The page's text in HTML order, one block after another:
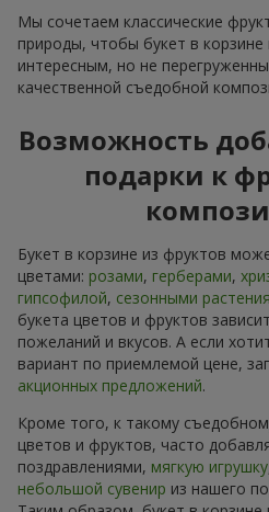
Мы сочетаем классические
природы, чтобы букет в корзине
интересным, но не
качественной съедобной
Возможность
подарки к
Букет в корзине из фруктов
цветами: розами, герберами,
гипсофилой, сезонными
букета цветов и фруктов
пожеланий и вкусов. А если
вариант по приемлемой цене,
акционных предложений.
Кроме того, к такому
цветов и фруктов, часто
поздравлениями, мягкую игрушку
небольшой сувенир из нашего